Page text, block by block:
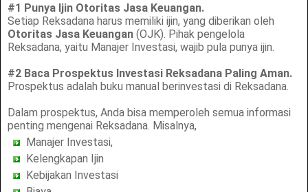
#1 Punya Ijin Otoritas Jasa Keuangan.
Setiap Reksadana harus memiliki ijin, yang diberikan oleh
Otoritas Jasa Keuangan (OJK). Pihak pengelola
Reksadana, yaitu Manajer Investasi, wajib pula punya ijin.
#2 Baca Prospektus Investasi Reksadana Paling Aman.
Prospektus adalah buku manual berinvestasi di Reksadana.
Dalam prospektus, Anda bisa memperoleh semua informasi
penting mengenai Reksadana. Misalnya,
Manajer Investasi,
Kelengkapan Ijin
Kebijakan Investasi